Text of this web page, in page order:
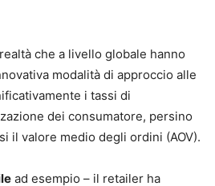
che a livello globale hanno
modalità di approccio alle
i tassi di
dei consumatore, persino
il valore medio degli ordini (AOV).
ad esempio – il retailer ha